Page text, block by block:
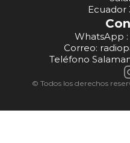
Ecuador
WhatsApp :
Correo:
Teléfono
© Todos los derechos